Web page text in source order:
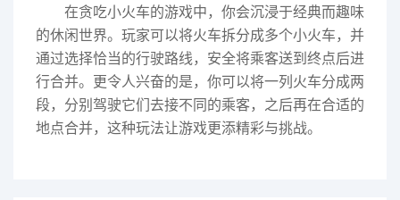
在贪吃小火车的游戏中，你会沉浸于经典而趣味
的休闲世界。玩家可以将火车拆分成多个小火车，并
通过选择恰当的行驶路线，安全将乘客送到终点后进
行合并。更令人兴奋的是，你可以将一列火车分成两
段，分别驾驶它们去接不同的乘客，之后再在合适的
地点合并，这种玩法让游戏更添精彩与挑战。